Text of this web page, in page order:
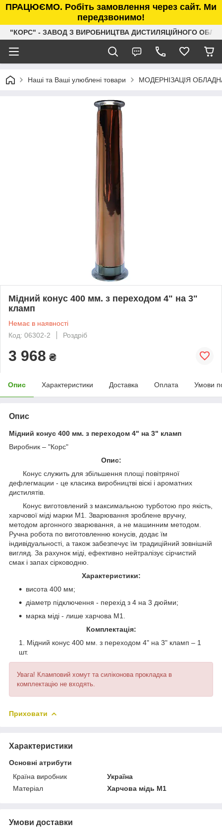
ПРАЦЮЄМО. Робіть замовлення через сайт. Ми
передзвонимо!
"КОРС" - ЗАВОД З ВИРОБНИЦТВА ДИСТИЛЯЦІЙНОГО
Наші та Ваші улюблені товари МОДЕРНІЗАЦІЯ
Мідний конус 400 мм. з переходом 4" на 3"
кламп
Немає в наявності
Код: 06302-2
Роздріб
3 968 ₴
Опис Характеристики Доставка Оплата Умови
Опис
Мідний конус 400 мм. з переходом 4" на 3" кламп
Виробник – "Корс"
Опис:
Конус служить для збільшення площі повітряної
дефлегмации - це класика виробництві віскі і ароматних
дистилятів.
Конус виготовлений з максимальною турботою про якість,
харчової міді марки М1. Зварювання зроблене вручну,
методом аргонного зварювання, а не машинним методом.
Ручна робота по виготовленню конусів, додає їм
індивідуальності, а також забезпечує їм традиційний зовнішній
вигляд. За рахунок міді, ефективно нейтралізує сірчистий
смак і запах сірководню.
Характеристики:
висота 400 мм;
діаметр підключення - перехід з 4 на 3 дюйми;
марка міді - лише харчова М1.
Комплектація:
Мідний конус 400 мм. з переходом 4" на 3" кламп – 1
шт.
Увага! Кламповий хомут та силіконова прокладка в
комплектацію не входять.
Приховати
Характеристики
Основні атрибути
Країна виробник
Україна
Матеріал
Харчова мідь М1
Умови доставки